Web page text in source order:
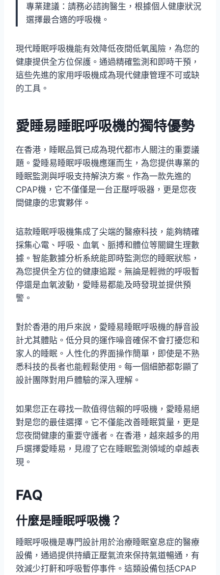
專業建議：請務必諮詢醫生，根據個人健康狀況
選擇最合適的呼吸機。
現代睡眠呼吸機能有效降低夜間低氧風險，為您的
健康提供全方位保護。通過精確監測和即時干預，
這些先進的家用呼吸機成為現代健康管理不可或缺
的工具。
愛睡易睡眠呼吸機的獨特優勢
在香港，睡眠品質已成為現代都市人關注的重要議
題。愛睡易睡眠呼吸機應運而生，為您提供專業的
睡眠監測與呼吸支持解決方案。作為一款先進的
CPAP機，它不僅僅是一台正壓呼吸器，更是您夜
間健康的忠實夥伴。
這款睡眠呼吸機集成了尖端的醫療科技，能夠精確
採集心電、呼吸、血氧、脈搏和體位等關鍵生理數
據。智能數據分析系統能即時監測您的睡眠狀態，
為您提供全方位的健康追蹤。無論是輕微的呼吸暫
停還是血氧波動，愛睡易都能及時發現並提供預
警。
對於香港的用戶來說，愛睡易睡眠呼吸機的靜音設
計尤其體貼。低分貝的運作噪音確保不會打擾您和
家人的睡眠。人性化的界面操作簡單，即使是不熟
悉科技的長者也能輕鬆使用。每一個細節都彰顯了
設計團隊對用戶體驗的深入理解。
如果您正在尋找一款值得信賴的呼吸機，愛睡易絕
對是您的最佳選擇。它不僅能改善睡眠質量，更是
您夜間健康的重要守護者。在香港，越來越多的用
戶選擇愛睡易，見證了它在睡眠監測領域的卓越表
現。
FAQ
什麼是睡眠呼吸機？
睡眠呼吸機是專門設計用於治療睡眠窒息症的醫療
設備，通過提供持續正壓氣流來保持氣道暢通，有
效減少打鼾和呼吸暫停事件。這類設備包括CPAP